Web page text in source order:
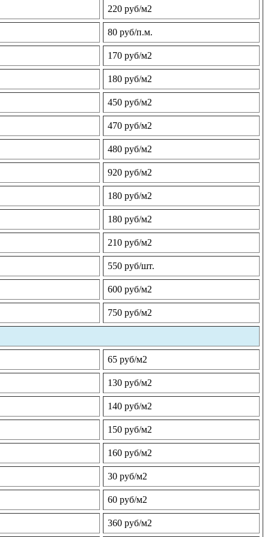
220 руб/м2
80 руб/п.м.
170 руб/м2
180 руб/м2
450 руб/м2
470 руб/м2
480 руб/м2
920 руб/м2
180 руб/м2
180 руб/м2
210 руб/м2
550 руб/шт.
600 руб/м2
750 руб/м2
65 руб/м2
130 руб/м2
140 руб/м2
150 руб/м2
160 руб/м2
30 руб/м2
60 руб/м2
360 руб/м2